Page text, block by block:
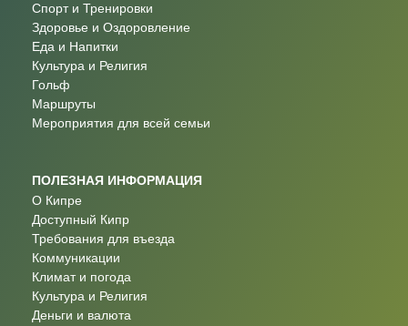
Спорт и Тренировки
Здоровье и Оздоровление
Еда и Напитки
Культура и Религия
Гольф
Маршруты
Мероприятия для всей семьи
ПОЛЕЗНАЯ ИНФОРМАЦИЯ
О Кипре
Доступный Кипр
Требования для въезда
Коммуникации
Климат и погода
Культура и Религия
Деньги и валюта